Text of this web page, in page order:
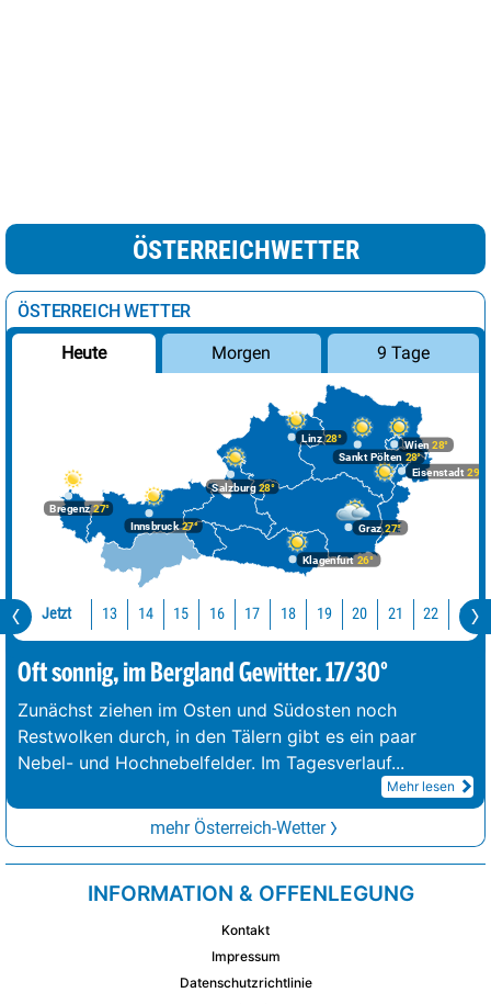
ÖSTERREICHWETTER
ÖSTERREICH WETTER
Heute Morgen 9 Tage
Bregenz27°
Graz27°
Innsbruck27°
Klagenfurt 26°
Linz28°
Salzburg28°
Wien 28°
Eisenstadt 29°
Sankt Pölten 28°
Jetzt 13 14 15 16 17 18 19 20 21 22 23
Oft sonnig, im Bergland Gewitter. 17/30°
Zunächst ziehen im Osten und Südosten noch
Restwolken durch, in den Tälern gibt es ein paar
Nebel- und Hochnebelfelder. Im Tagesverlauf...
Mehr lesen
mehr Österreich-Wetter
INFORMATION & OFFENLEGUNG
Kontakt
Impressum
Datenschutzrichtlinie